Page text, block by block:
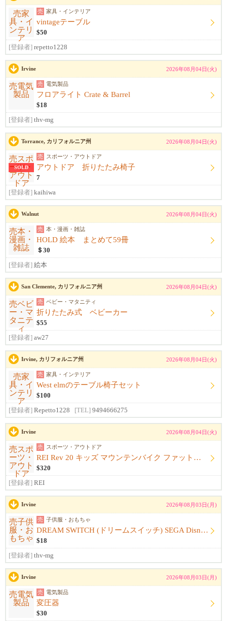
売 家具・インテリア
vintageテーブル
$50
[登録者] repetto1228
Irvine 2026年08月04日(火)
売 電気製品
フロアライト Crate & Barrel
$18
[登録者] thv-mg
Torrance, カリフォルニア州 2026年08月04日(火)
SOLD
売 スポーツ・アウトドア
アウトドア 折りたたみ椅子
7
[登録者] kaihiwa
Walnut 2026年08月04日(火)
売 本・漫画・雑誌
HOLD 絵本 まとめて59冊
＄30
[登録者] 絵本
San Clemente, カリフォルニア州 2026年08月04日(火)
売 ベビー・マタニティ
折りたたみ式 ベビーカー
$55
[登録者] aw27
Irvine, カリフォルニア州 2026年08月04日(火)
売 家具・インテリア
West elmのテーブル椅子セット
$100
[登録者] Repetto1228 [TEL] 9494666275
Irvine 2026年08月04日(火)
売 スポーツ・アウトドア
REI Rev 20 キッズ マウンテンバイク ファットタイヤ 自転車
$320
[登録者] REI
Irvine 2026年08月03日(月)
売 子供服・おもちゃ
DREAM SWITCH (ドリームスイッチ) SEGA Disney ソフト付
$18
[登録者] thv-mg
Irvine 2026年08月03日(月)
売 電気製品
変圧器
$30